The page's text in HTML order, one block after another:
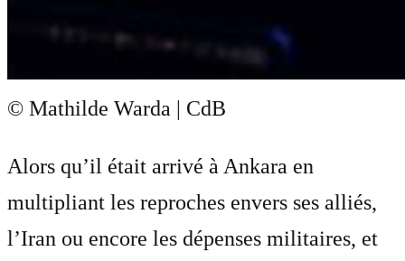
© Mathilde Warda | CdB
Alors qu’il était arrivé à Ankara en
multipliant les reproches envers ses alliés,
l’Iran ou encore les dépenses militaires, et